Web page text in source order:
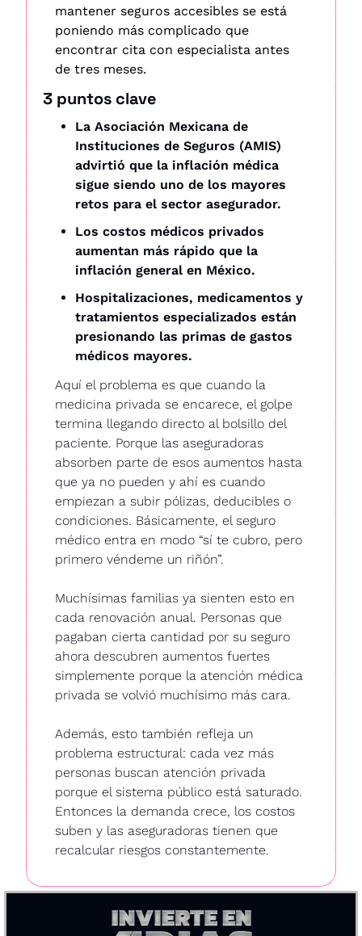
mantener seguros accesibles se está
poniendo más complicado que
encontrar cita con especialista antes
de tres meses.
3 puntos clave
La Asociación Mexicana de
Instituciones de Seguros (AMIS)
advirtió que la inflación médica
sigue siendo uno de los mayores
retos para el sector asegurador.
Los costos médicos privados
aumentan más rápido que la
inflación general en México.
Hospitalizaciones, medicamentos y
tratamientos especializados están
presionando las primas de gastos
médicos mayores.
Aquí el problema es que cuando la
medicina privada se encarece, el golpe
termina llegando directo al bolsillo del
paciente. Porque las aseguradoras
absorben parte de esos aumentos hasta
que ya no pueden y ahí es cuando
empiezan a subir pólizas, deducibles o
condiciones. Básicamente, el seguro
médico entra en modo “sí te cubro, pero
primero véndeme un riñón”.
Muchísimas familias ya sienten esto en
cada renovación anual. Personas que
pagaban cierta cantidad por su seguro
ahora descubren aumentos fuertes
simplemente porque la atención médica
privada se volvió muchísimo más cara.
Además, esto también refleja un
problema estructural: cada vez más
personas buscan atención privada
porque el sistema público está saturado.
Entonces la demanda crece, los costos
suben y las aseguradoras tienen que
recalcular riesgos constantemente.